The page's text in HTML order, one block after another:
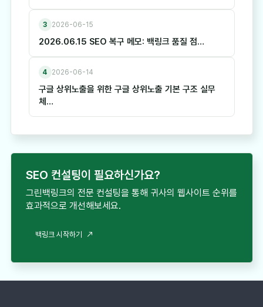
3 2026-06-15
2026.06.15 SEO 복구 메모: 백링크 품질 점…
4 2026-06-14
구글 상위노출을 위한 구글 상위노출 기본 구조 실무
체…
SEO 컨설팅이 필요하신가요?
그린백링크의 전문 컨설팅을 통해 귀사의 웹사이트 순위를
효과적으로 개선해보세요.
백링크 시작하기